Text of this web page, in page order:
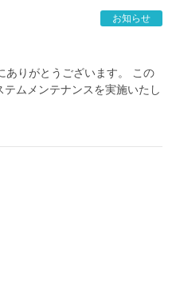
お知らせ
ありがとうございます。 この
ムメンテナンスを実施いたし